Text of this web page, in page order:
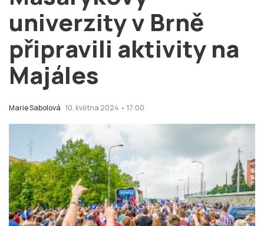
login PŘIHLÁSIT SE
Zapomněli jste heslo?
Založit nový účet
univerzity v Brně
připravili aktivity na
Majáles
Marie Sabolová 10. května 2024 • 17:00